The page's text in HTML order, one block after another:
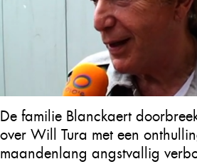
De familie Blanckaert
over Will Tura met een
maandenlang angstvallig